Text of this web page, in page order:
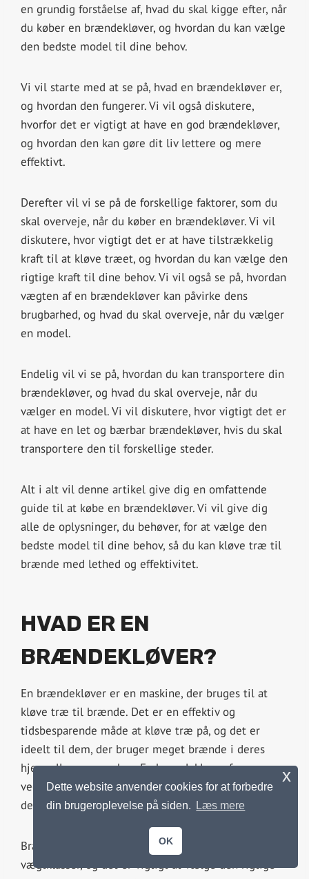
en grundig forståelse af, hvad du skal kigge efter, når
du køber en brændekløver, og hvordan du kan vælge
den bedste model til dine behov.
Vi vil starte med at se på, hvad en brændekløver er,
og hvordan den fungerer. Vi vil også diskutere,
hvorfor det er vigtigt at have en god brændekløver,
og hvordan den kan gøre dit liv lettere og mere
effektivt.
Derefter vil vi se på de forskellige faktorer, som du
skal overveje, når du køber en brændekløver. Vi vil
diskutere, hvor vigtigt det er at have tilstrækkelig
kraft til at kløve træet, og hvordan du kan vælge den
rigtige kraft til dine behov. Vi vil også se på, hvordan
vægten af en brændekløver kan påvirke dens
brugbarhed, og hvad du skal overveje, når du vælger
en model.
Endelig vil vi se på, hvordan du kan transportere din
brændekløver, og hvad du skal overveje, når du
vælger en model. Vi vil diskutere, hvor vigtigt det er
at have en let og bærbar brændekløver, hvis du skal
transportere den til forskellige steder.
Alt i alt vil denne artikel give dig en omfattende
guide til at købe en brændekløver. Vi vil give dig
alle de oplysninger, du behøver, for at vælge den
bedste model til dine behov, så du kan kløve træ til
brænde med lethed og effektivitet.
HVAD ER EN
BRÆNDEKLØVER?
En brændekløver er en maskine, der bruges til at
kløve træ til brænde. Det er en effektiv og
tidsbesparende måde at kløve træ på, og det er
ideelt til dem, der bruger meget brænde i deres
hjem eller sommerhus. En brændekløver fungerer
ved at anvende en kraftig motor til at drive en kløve,
der kan kløve træet med en kraft på op til flere tons.
Brændekløvere kommer i forskellige størrelser og
vægtklasser, og det er vigtigt at vælge den rigtige
Dette website anvender cookies for at forbedre
din brugeroplevelse på siden.
Læs mere
OK
x